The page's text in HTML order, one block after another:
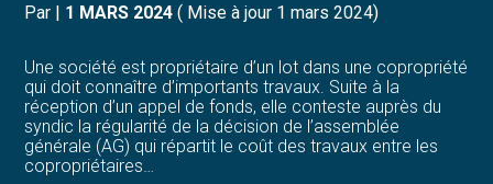
Structurer votre croissance
Être prêt pour la facturation
électronique
Par | 1 MARS 2024 ( Mise à jour 1 mars 2024)
Une société est propriétaire d’un lot dans une copropriété
qui doit connaître d’importants travaux. Suite à la
réception d’un appel de fonds, elle conteste auprès du
syndic la régularité de la décision de l’assemblée
générale (AG) qui répartit le coût des travaux entre les
copropriétaires…